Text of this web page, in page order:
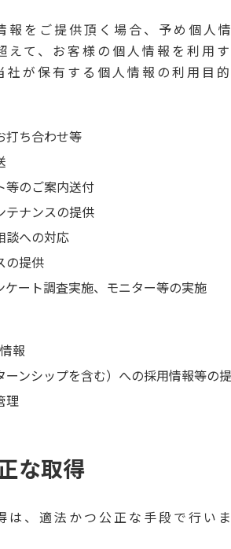
報をご提供頂く場合、予め個人
えて、お客様の個人情報を利用
が保有する個人情報の利用目的
打ち合わせ等
等のご案内送付
テナンスの提供
談への対応
の提供
ケート調査実施、モニター等の実施
報
ーンシップを含む）への採用情報等の
理
な取得
、適法かつ公正な手段で行いま